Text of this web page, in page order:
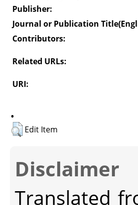
Publisher:
Journal or Publication
Contributors:
Related URLs:
URI:
.
Edit Item
Disclaimer
Translated